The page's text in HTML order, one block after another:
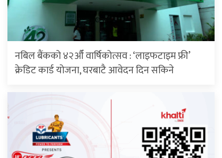
नबिल बैंकको ४२औँ वार्षिकोत्सव : ‘लाइफटाइम फ्री’
क्रेडिट कार्ड योजना, घरबाटै आवेदन दिन सकिने